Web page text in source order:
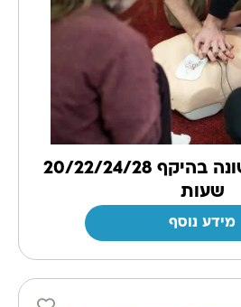
קורס עזרה ראשונה בהיקף 20/22/24/28
שעות
מידע נוסף